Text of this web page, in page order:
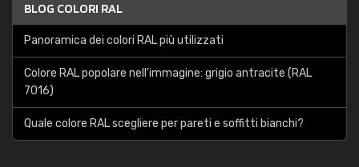
BLOG COLORI RAL
Panoramica dei colori RAL più utilizzati
Colore RAL popolare nell'immagine: grigio antracite (RAL
7016)
Quale colore RAL scegliere per pareti e soffitti bianchi?